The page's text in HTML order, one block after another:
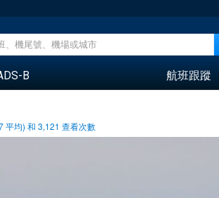
B 航班跟蹤
平均) 和3,121 查看次數